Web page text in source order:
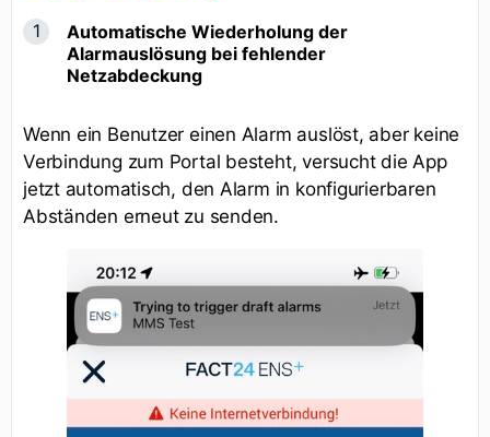
Automatische Wiederholung der
Alarmauslösung bei fehlender
Netzabdeckung
Wenn ein Benutzer einen Alarm auslöst, aber keine
Verbindung zum Portal besteht, versucht die App
jetzt automatisch, den Alarm in konfigurierbaren
Abständen erneut zu senden.